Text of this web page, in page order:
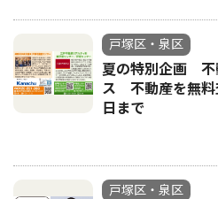
戸塚区・泉区
夏の特別企画 不
ス 不動産を無
日まで
戸塚区・泉区